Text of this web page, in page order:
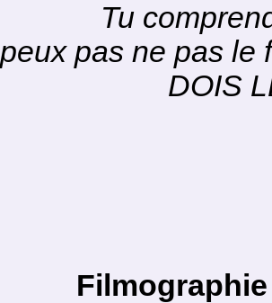
Tu
pas ne pas le
DOIS